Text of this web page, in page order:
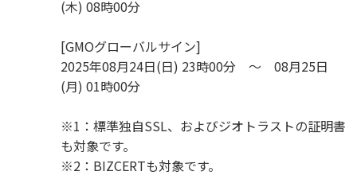
(木) 08時00分
[GMOグローバルサイン]
2025年08月24日(日) 23時00分 ～ 08月25日
(月) 01時00分
※1：標準独自SSL、およびジオトラストの証明書
も対象です。
※2：BIZCERTも対象です。